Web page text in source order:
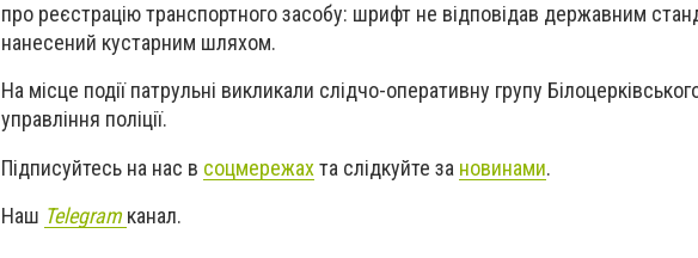
про реєстрацію транспортного засобу: шрифт не відповідав державним
нанесений кустарним шляхом.
На місце події патрульні викликали слідчо-оперативну групу
управління поліції.
Підписуйтесь на нас в соцмережахта слідкуйте за новинами.
Наш Telegram канал.